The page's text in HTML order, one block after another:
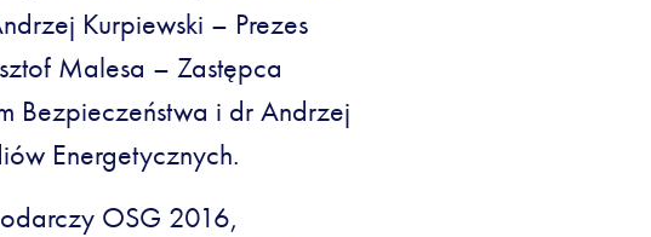
Kurpiewski – Prezes
Malesa – Zastępca
Bezpieczeństwa i dr Andrzej
Energetycznych.
OSG 2016,